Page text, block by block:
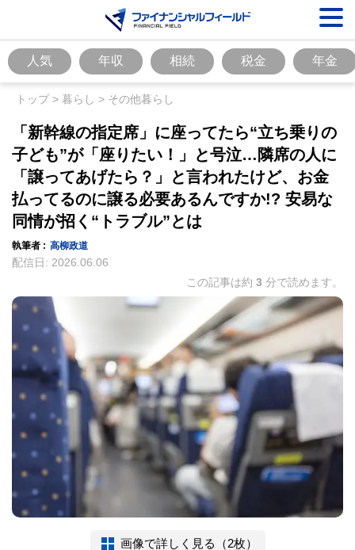
人気 年収 相続 税金 年金
トップ> 暮らし > その他暮らし
「新幹線の指定席」に座ってたら“立ち乗りの
子ども”が「座りたい！」と号泣…隣席の人に
「譲ってあげたら？」と言われたけど、お金
払ってるのに譲る必要あるんですか!? 安易な
同情が招く“トラブル”とは
執筆者 : 高柳政道
配信日: 2026.06.06
この記事は約 3 分で読めます。
画像で詳しく見る（2枚）